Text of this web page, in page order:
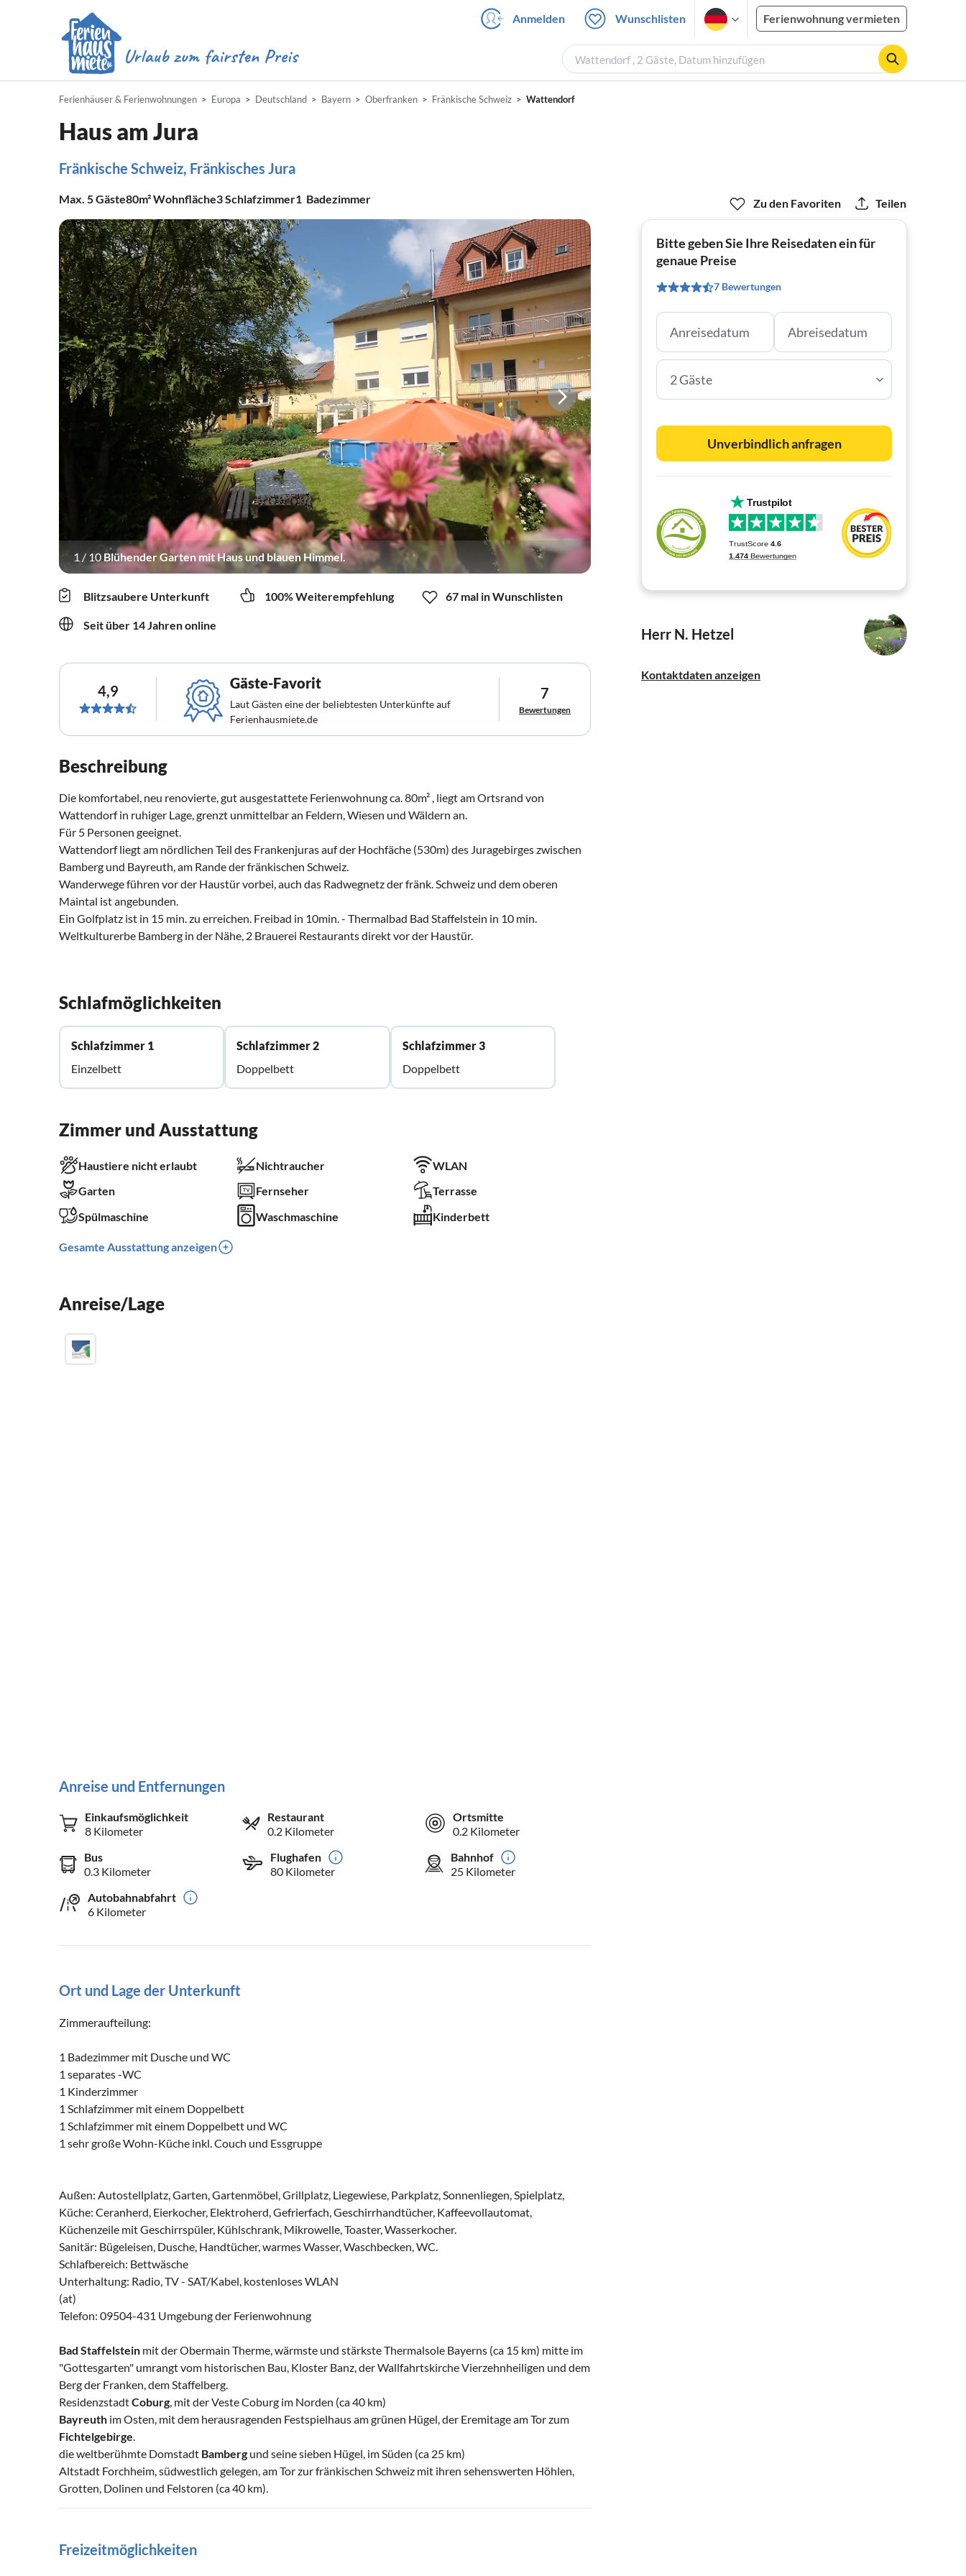
Anmelden Wunschlisten Ferienwohnung vermieten
Wattendorf , 2 Gäste, Datum hinzufügen
Ferienhäuser & Ferienwohnungen Europa Deutschland Bayern Oberfranken Fränkische Schweiz Wattendorf
Haus am Jura
Fränkische Schweiz, Fränkisches Jura
Max. 5Gäste80m²Wohnfläche3Schlafzimmer1 Badezimmer
1 / 10Blühender Garten mit Haus und blauen Himmel.
Blitzsaubere Unterkunft 100% Weiterempfehlung 67 mal in Wunschlisten
Seit über 14 Jahren online
4,9 Gäste-Favorit
Laut Gästen eine der beliebtesten Unterkünfte auf
Ferienhausmiete.de
7
Bewertungen
Beschreibung
Die komfortabel, neu renovierte, gut ausgestattete Ferienwohnung ca. 80m² , liegt am Ortsrand von
Wattendorf in ruhiger Lage, grenzt unmittelbar an Feldern, Wiesen und Wäldern an.
Für 5 Personen geeignet.
Wattendorf liegt am nördlichen Teil des Frankenjuras auf der Hochfäche (530m) des Juragebirges zwischen
Bamberg und Bayreuth, am Rande der fränkischen Schweiz.
Wanderwege führen vor der Haustür vorbei, auch das Radwegnetz der fränk. Schweiz und dem oberen
Maintal ist angebunden.
Ein Golfplatz ist in 15 min. zu erreichen. Freibad in 10min. - Thermalbad Bad Staffelstein in 10 min.
Weltkulturerbe Bamberg in der Nähe, 2 Brauerei Restaurants direkt vor der Haustür.
Schlafmöglichkeiten
Schlafzimmer 1
Einzelbett
Schlafzimmer 2
Doppelbett
Schlafzimmer 3
Doppelbett
Zimmer und Ausstattung
Haustiere nicht erlaubt Nichtraucher
WLAN
Garten
Fernseher
Terrasse
Spülmaschine
Waschmaschine Kinderbett
Gesamte Ausstattung anzeigen
Anreise/Lage
Anreise und Entfernungen
Einkaufsmöglichkeit
8 Kilometer
Restaurant
0.2 Kilometer
Ortsmitte
0.2 Kilometer
Bus
0.3 Kilometer
Flughafen
80 Kilometer
Bahnhof
25 Kilometer
Autobahnabfahrt
6 Kilometer
Ort und Lage der Unterkunft
Zimmeraufteilung:
1 Badezimmer mit Dusche und WC
1 separates -WC
1 Kinderzimmer
1 Schlafzimmer mit einem Doppelbett
1 Schlafzimmer mit einem Doppelbett und WC
1 sehr große Wohn-Küche inkl. Couch und Essgruppe
Außen: Autostellplatz, Garten, Gartenmöbel, Grillplatz, Liegewiese, Parkplatz, Sonnenliegen, Spielplatz,
Küche: Ceranherd, Eierkocher, Elektroherd, Gefrierfach, Geschirrhandtücher, Kaffeevollautomat,
Küchenzeile mit Geschirrspüler, Kühlschrank, Mikrowelle, Toaster, Wasserkocher.
Sanitär: Bügeleisen, Dusche, Handtücher, warmes Wasser, Waschbecken, WC.
Schlafbereich: Bettwäsche
Unterhaltung: Radio, TV - SAT/Kabel, kostenloses WLAN
(at)
Telefon: 09504-431 Umgebung der Ferienwohnung
Bad Staffelstein mit der Obermain Therme, wärmste und stärkste Thermalsole Bayerns (ca 15 km) mitte im
"Gottesgarten" umrangt vom historischen Bau, Kloster Banz, der Wallfahrtskirche Vierzehnheiligen und dem
Berg der Franken, dem Staffelberg.
ResidenzstadtCoburg , mit der Veste Coburg im Norden (ca 40 km)
Bayreuth im Osten, mit dem herausragenden Festspielhaus am grünen Hügel, der Eremitage am Tor zum
Fichtelgebirge
die weltberühmte Domstadt Bamberg und seine sieben Hügel, im Süden (ca 25 km)
Altstadt Forchheim, südwestlich gelegen, am Tor zur fränkischen Schweiz mit ihren sehenswerten Höhlen,
Grotten, Dolinen und Felstoren (ca 40 km).
Freizeitmöglichkeiten
Zu den Favoriten Teilen
Bitte geben Sie Ihre Reisedaten ein für
genaue Preise
7 Bewertungen
2 Gäste
Unverbindlich anfragen
Herr N. Hetzel
Kontaktdaten anzeigen